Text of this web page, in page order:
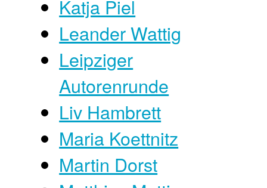
Katja Piel
Leander Wattig
Leipziger
Autorenrunde
Liv Hambrett
Maria Koettnitz
Martin Dorst